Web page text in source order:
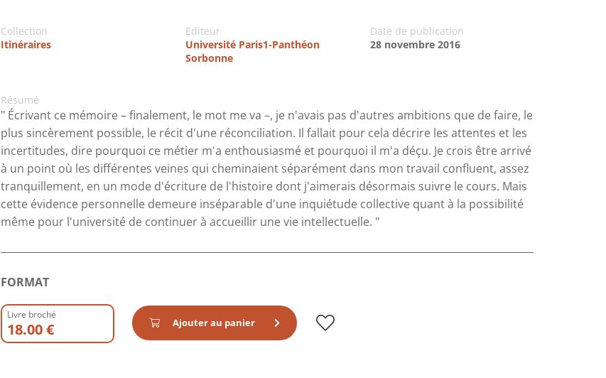
Collection
Itinéraires
Editeur
Université Paris1-Panthéon
Sorbonne
Date de publication
28 novembre 2016
Résumé
" Écrivant ce mémoire – finalement, le mot me va –, je n'avais pas d'autres ambitions que de faire, le
plus sincèrement possible, le récit d'une réconciliation. Il fallait pour cela décrire les attentes et les
incertitudes, dire pourquoi ce métier m'a enthousiasmé et pourquoi il m'a déçu. Je crois être arrivé
à un point où les différentes veines qui cheminaient séparément dans mon travail confluent, assez
tranquillement, en un mode d'écriture de l'histoire dont j'aimerais désormais suivre le cours. Mais
cette évidence personnelle demeure inséparable d'une inquiétude collective quant à la possibilité
même pour l'université de continuer à accueillir une vie intellectuelle. "
FORMAT
Livre broché
18.00 € Ajouter au panier